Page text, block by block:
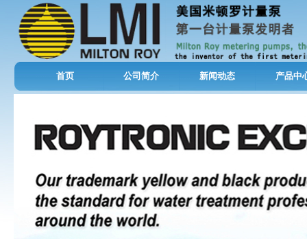
首页 公司简介 新闻动态 产品中